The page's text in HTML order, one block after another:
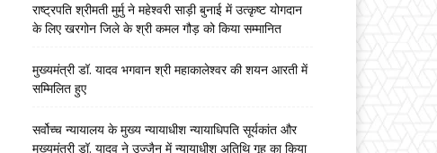
राष्ट्रपति श्रीमती मुर्मु ने महेश्वरी साड़ी बुनाई में उत्कृष्ट योगदान
के लिए खरगोन जिले के श्री कमल गौड़ को किया सम्मानित
मुख्यमंत्री डॉ. यादव भगवान श्री महाकालेश्‍वर की शयन आरती में
सम्मिलित हुए
सर्वोच्च न्यायालय के मुख्‍य न्‍यायाधीश न्यायाधिपति सूर्यकांत और
मुख्यमंत्री डॉ. यादव ने उज्जैन में न्यायाधीश अतिथि गृह का किया